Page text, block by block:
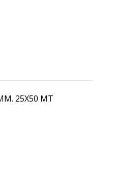
25X50 MT